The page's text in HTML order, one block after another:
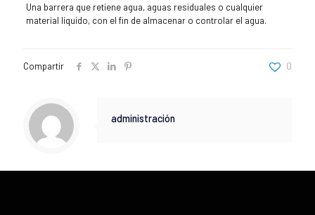
Una barrera que retiene agua, aguas residuales o cualquier
material líquido, con el fin de almacenar o controlar el agua.
Compartir 0
administración